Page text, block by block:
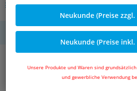
Neukunde (Preise zzgl.
Neukunde (Preise inkl.
Unsere Produkte und Waren sind
und gewerbliche Verwendung
Andere Varianten des Artikels